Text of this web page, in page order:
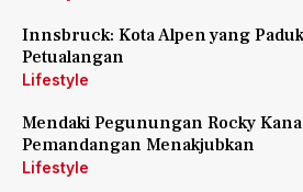
Innsbruck: Kota Alpen yang
Petualangan
Lifestyle
Mendaki Pegunungan Rocky
Pemandangan Menakjubkan
Lifestyle